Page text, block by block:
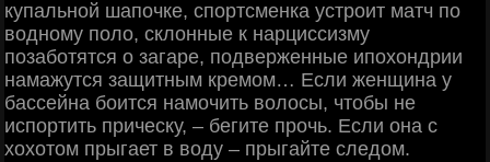
купальной шапочке, спортсменка устроит матч по
водному поло, склонные к нарциссизму
позаботятся о загаре, подверженные ипохондрии
намажутся защитным кремом… Если женщина у
бассейна боится намочить волосы, чтобы не
испортить прическу, – бегите прочь. Если она с
хохотом прыгает в воду – прыгайте следом.